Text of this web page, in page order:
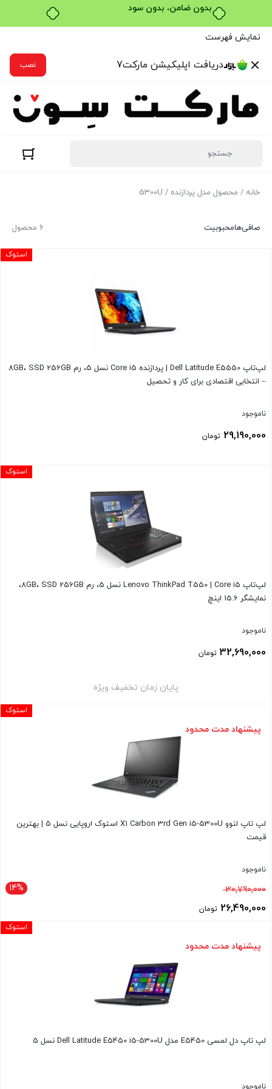
بدون ضامن، بدون سود
نمایش فهرست
دریافت اپلیکیشن مارکت7 نصب
خانه / محصول مدل پردازنده / 5300U
6 محصول صافی‌هامحبوبیت
لپ‌تاپ Dell Latitude E5550 | پردازنده Core i5 نسل 5، رم 8GB، SSD 256GB
– انتخابی اقتصادی برای کار و تحصیل
ناموجود
29,190,000 تومان
استوک
لپ‌تاپ Lenovo ThinkPad T550 | Core i5 نسل 5، رم 8GB، SSD 256GB،
نمایشگر 15.6 اینچ
ناموجود
32,690,000 تومان
پایان زمان تخفیف ویژه
استوک
پیشنهاد مدت محدود
لپ تاپ لنوو X1 Carbon 3rd Gen i5-5300U استوک اروپایی نسل 5 | بهترین
قیمت
ناموجود
14% 30,790,000قیمت
اصلی26,490,000 تومان
فعلی
استوک
پیشنهاد مدت محدود
لپ تاپ دل لمسی E5450 مدل Dell Latitude E5450 i5-5300U نسل 5
ناموجود
استوک